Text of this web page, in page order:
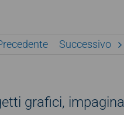
Successivo
grafici,